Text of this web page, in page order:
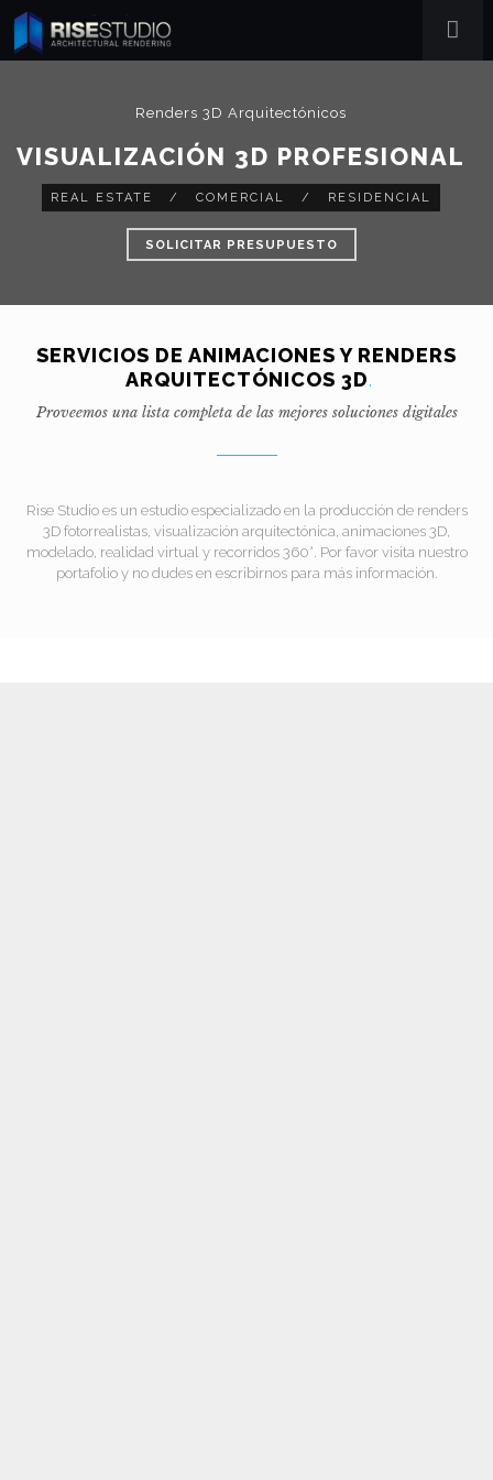
Renders 3D Arquitectónicos
VISUALIZACIÓN 3D PROFESIONAL
REAL ESTATE / COMERCIAL / RESIDENCIAL
SOLICITAR PRESUPUESTO
SERVICIOS DE ANIMACIONES Y RENDERS
ARQUITECTÓNICOS 3D.
Proveemos una lista completa de las mejores soluciones digitales
Rise Studio es un estudio especializado en la producción de renders
3D fotorrealistas, visualización arquitectónica, animaciones 3D,
modelado, realidad virtual y recorridos 360°. Por favor visita nuestro
portafolio y no dudes en escribirnos para más información.